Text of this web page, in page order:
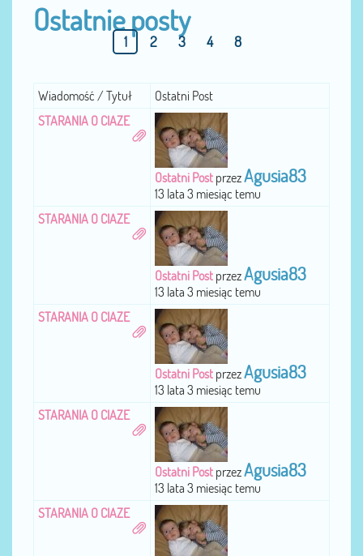
Ostatnie posty
1 2 3 4 8
Wiadomość / Tytuł Ostatni Post
STARANIA O CIAZE
Ostatni Post przezAgusia83
13 lata 3 miesiąc temu
STARANIA O CIAZE
Ostatni Post przezAgusia83
13 lata 3 miesiąc temu
STARANIA O CIAZE
Ostatni Post przezAgusia83
13 lata 3 miesiąc temu
STARANIA O CIAZE
Ostatni Post przezAgusia83
13 lata 3 miesiąc temu
STARANIA O CIAZE